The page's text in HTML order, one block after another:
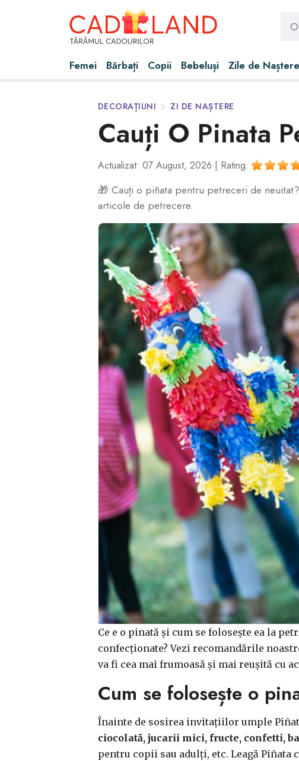
Femei Bărbați Copii Bebeluși Zile de Naștere
DECORAȚIUNI ZI DE NAȘTERE
Cauți O Pinata
Actualizat: 07 August, 2026 | Rating:
🎁 Cauți o piñata pentru petreceri de
articole de petrecere.
Ce e o pinată și cum se folosește ea la
confecționate? Vezi recomandările
va fi cea mai frumoasă și mai reușită cu
Cum se folosește o
Înainte de sosirea invitațiilor umple
ciocolată, jucarii mici, fructe, confetti,
pentru copii sau adulți, etc. Leagă